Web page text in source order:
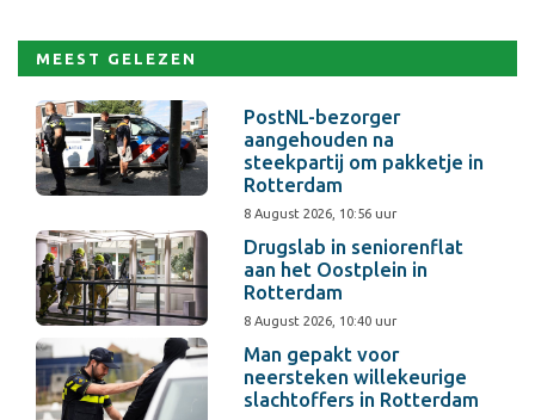
MEEST GELEZEN
PostNL-bezorger
aangehouden na
steekpartij om pakketje in
Rotterdam
8 August 2026, 10:56 uur
Drugslab in seniorenflat
aan het Oostplein in
Rotterdam
8 August 2026, 10:40 uur
Man gepakt voor
neersteken willekeurige
slachtoffers in Rotterdam